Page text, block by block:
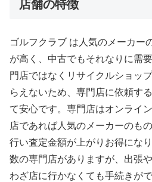
店舗の特徴
ゴルフクラブ は人気のメーカー
が高く、中古でもそれなりに需
門店ではなくリサイクルショッ
らえないため、専門店に依頼す
て安心です。専門店はオンライ
店であれば人気のメーカーのも
行い査定金額が上がりお得にな
数の専門店がありますが、出張
わざ店に行かなくても手続きが